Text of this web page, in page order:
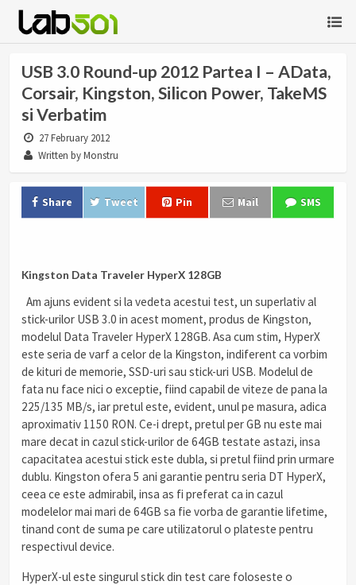
USB 3.0 Round-up 2012 Partea I – AData,
Corsair, Kingston, Silicon Power, TakeMS
si Verbatim
27 February 2012
Written by Monstru
Share Tweet Pin Mail SMS
Kingston Data Traveler HyperX 128GB
Am ajuns evident si la vedeta acestui test, un superlativ al
stick-urilor USB 3.0 in acest moment, produs de Kingston,
modelul Data Traveler HyperX 128GB. Asa cum stim, HyperX
este seria de varf a celor de la Kingston, indiferent ca vorbim
de kituri de memorie, SSD-uri sau stick-uri USB. Modelul de
fata nu face nici o exceptie, fiind capabil de viteze de pana la
225/135 MB/s, iar pretul este, evident, unul pe masura, adica
aproximativ 1150 RON. Ce-i drept, pretul per GB nu este mai
mare decat in cazul stick-urilor de 64GB testate astazi, insa
capacitatea acestui stick este dubla, si pretul fiind prin urmare
dublu. Kingston ofera 5 ani garantie pentru seria DT HyperX,
ceea ce este admirabil, insa as fi preferat ca in cazul
modelelor mai mari de 64GB sa fie vorba de garantie lifetime,
tinand cont de suma pe care utilizatorul o plateste pentru
respectivul device.
HyperX-ul este singurul stick din test care foloseste o